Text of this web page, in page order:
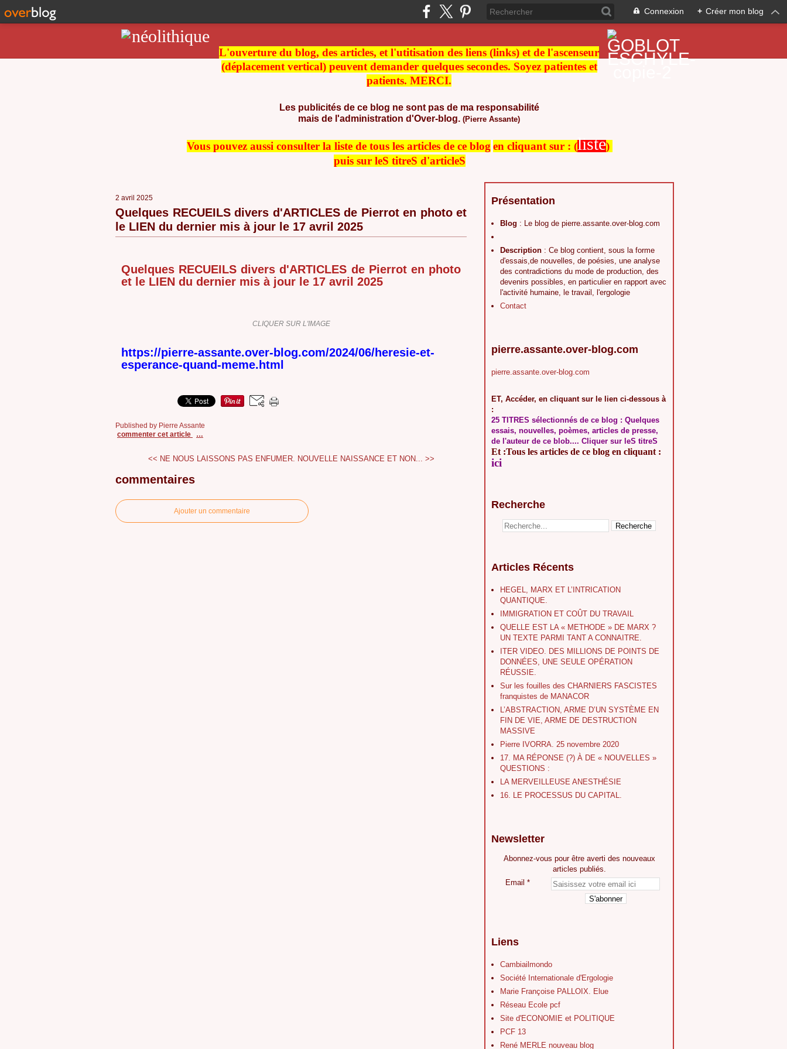
Connexion + Créer mon blog
L'ouverture du blog, des articles, et l'utitisation des liens (links) et de l'ascenseur
(déplacement vertical) peuvent demander quelques secondes. Soyez patientes et
patients. MERCI.
Les publicités de ce blog ne sont pas de ma responsabilité
mais de l'administration d'Over-blog. (Pierre Assante)
Vous pouvez aussi consulter la liste de tous les articles de ce blog en cliquant sur : (liste)
puis sur leS titreS d'articleS
2 avril 2025
Quelques RECUEILS divers d'ARTICLES de Pierrot en photo et
le LIEN du dernier mis à jour le 17 avril 2025
Quelques RECUEILS divers d'ARTICLES de Pierrot en photo
et le LIEN du dernier mis à jour le 17 avril 2025
CLIQUER SUR L'IMAGE
https://pierre-assante.over-blog.com/2024/06/heresie-et-
esperance-quand-meme.html
Published by Pierre Assante
commenter cet article
…
<< NE NOUS LAISSONS PAS ENFUMER. NOUVELLE NAISSANCE ET NON... >>
commentaires
Ajouter un commentaire
Présentation
Blog : Le blog de pierre.assante.over-blog.com
Description : Ce blog contient, sous la forme
d'essais,de nouvelles, de poésies, une analyse
des contradictions du mode de production, des
devenirs possibles, en particulier en rapport avec
l'activité humaine, le travail, l'ergologie
Contact
pierre.assante.over-blog.com
pierre.assante.over-blog.com
ET, Accéder, en cliquant sur le lien ci-dessous à
:
25 TITRES sélectionnés de ce blog : Quelques
essais, nouvelles, poèmes, articles de presse,
de l'auteur de ce blob.... Cliquer sur leS titreS
Et :Tous les articles de ce blog en cliquant :
ici
Recherche
Articles Récents
HEGEL, MARX ET L’INTRICATION
QUANTIQUE.
IMMIGRATION ET COÛT DU TRAVAIL
QUELLE EST LA « METHODE » DE MARX ?
UN TEXTE PARMI TANT A CONNAITRE.
ITER VIDEO. DES MILLIONS DE POINTS DE
DONNÉES, UNE SEULE OPÉRATION
RÉUSSIE.
Sur les fouilles des CHARNIERS FASCISTES
franquistes de MANACOR
L’ABSTRACTION, ARME D’UN SYSTÈME EN
FIN DE VIE, ARME DE DESTRUCTION
MASSIVE
Pierre IVORRA. 25 novembre 2020
17. MA RÉPONSE (?) À DE « NOUVELLES »
QUESTIONS :
LA MERVEILLEUSE ANESTHÉSIE
16. LE PROCESSUS DU CAPITAL.
Newsletter
Abonnez-vous pour être averti des nouveaux
articles publiés.
Email
Liens
Cambiailmondo
Société Internationale d'Ergologie
Marie Françoise PALLOIX. Elue
Réseau Ecole pcf
Site d'ECONOMIE et POLITIQUE
PCF 13
René MERLE nouveau blog